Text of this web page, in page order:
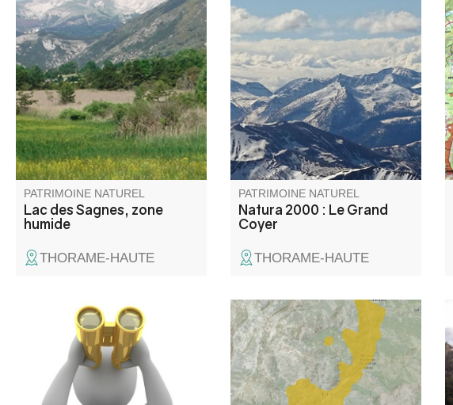
La zone humide du Lac des
Sagnes, à cheval sur les
communes de Thorame-Basse
et de Thorame-Haute, se situe
en queue d’une retenue
artificielle créée dans les
années 1960 pour l’irrigation.
PATRIMOINE NATUREL
Lac des Sagnes, zone
humide
THORAME-HAUTE
Le site Natura 2000 du Grand
Coyer abrite une diversité
exceptionnelle d’habitats
naturels (pelouses alpines,
forêts anciennes, éboulis,
zones humides) et d’espèces
animales et végétales
(chauves-souris, Vipère
d’Orsini, papillons, Ancolie de
Reuter).
PATRIMOINE NATUREL
Natura 2000 : Le Grand
Coyer
THORAME-HAUTE
Il surplombe la cité fortifiée de
Colmars
Zone représentative de l'étage
subméditerranéen où dominent
les landes à buis, genêt
cendré, lavande. Zone peu
prospectée au niveau espèces